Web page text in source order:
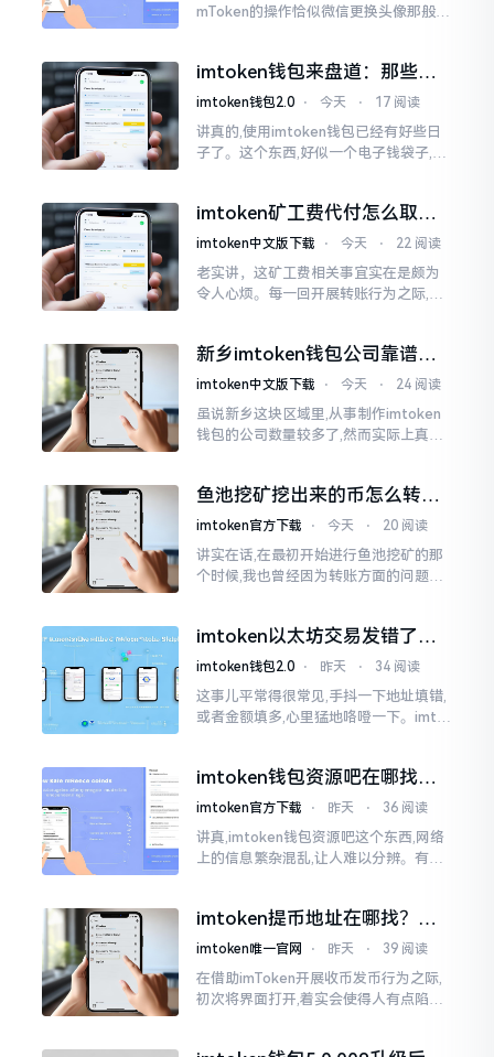
mToken的操作恰似微信更换头像那般简
据助记词来生成的,通俗讲
imtoken钱包来盘道：那些踩
过的坑和保命招
imtoken钱包2.0 ⋅ 今天 ⋅ 17 阅读
讲真的,使用imtoken钱包已经有好些日
子了。这个东西,好似一个电子钱袋子,里
却提心吊胆、神经紧绷。
imtoken矿工费代付怎么取
消？老手教你几招
imtoken中文版下载 ⋅ 今天 ⋅ 22 阅读
老实讲，这矿工费相关事宜实在是颇为
令人心烦。每一回开展转账行为之际,就
时隔多年
新乡imtoken钱包公司靠谱
吗？普通人怎么避坑
imtoken中文版下载 ⋅ 今天 ⋅ 24 阅读
虽说新乡这块区域里,从事制作imtoken
钱包的公司数量较多了,然而实际上真正
予协助进行操作的
鱼池挖矿挖出来的币怎么转到
imtoken钱包？
imtoken官方下载 ⋅ 今天 ⋅ 20 阅读
讲实在话,在最初开始进行鱼池挖矿的那
个时候,我也曾经因为转账方面的问题而
为畅快
imtoken以太坊交易发错了咋
整？取消方法告诉你
imtoken钱包2.0 ⋅ 昨天 ⋅ 34 阅读
这事儿平常得很常见,手抖一下地址填错,
或者金额填多,心里猛地咯噔一下。imto
imtoken钱包资源吧在哪找，
这些坑我帮你趟过
imtoken官方下载 ⋅ 昨天 ⋅ 36 阅读
讲真,imtoken钱包资源吧这个东西,网络
上的信息繁杂混乱,让人难以分辨。有的
imtoken提币地址在哪找？手
把手教你快速查看
imtoken唯一官网 ⋅ 昨天 ⋅ 39 阅读
在借助imToken开展收币发币行为之际,
初次将界面打开,着实会使得人有点陷入